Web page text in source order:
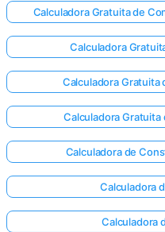
Calculadora Gratuita de
Calculadora
Calculadora Gratuita
Calculadora
Calculadora de
Calculadora
Calculadora